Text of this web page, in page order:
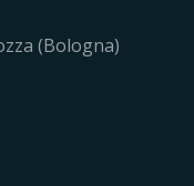
(Bologna)